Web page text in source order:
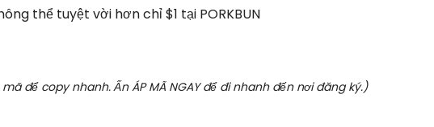
thể tuyệt vời hơn chỉ $1 tại PORKBUN
để copy nhanh. Ấn ÁP MÃ NGAY để đi nhanh đến nơi đăng ký.)